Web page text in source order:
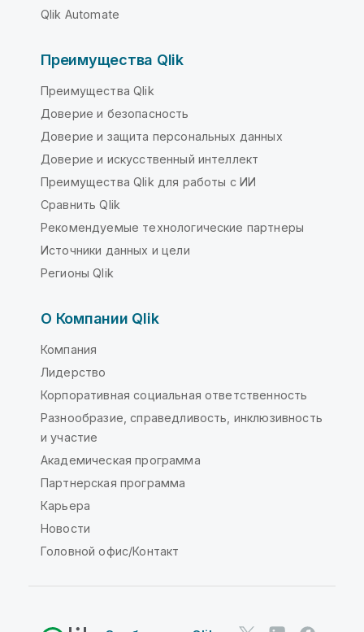
Qlik Automate
Преимущества Qlik
Преимущества Qlik
Доверие и безопасность
Доверие и защита персональных данных
Доверие и искусственный интеллект
Преимущества Qlik для работы с ИИ
Сравнить Qlik
Рекомендуемые технологические партнеры
Источники данных и цели
Регионы Qlik
О Компании Qlik
Компания
Лидерство
Корпоративная социальная ответственность
Разнообразие, справедливость, инклюзивность
и участие
Академическая программа
Партнерская программа
Карьера
Новости
Головной офис/Контакт